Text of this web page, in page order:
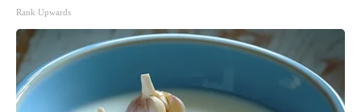
Rank Upwards